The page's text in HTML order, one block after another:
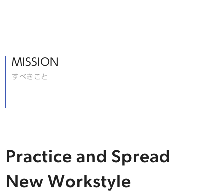
MISSION
すべきこと
Practice and Spread
New Workstyle